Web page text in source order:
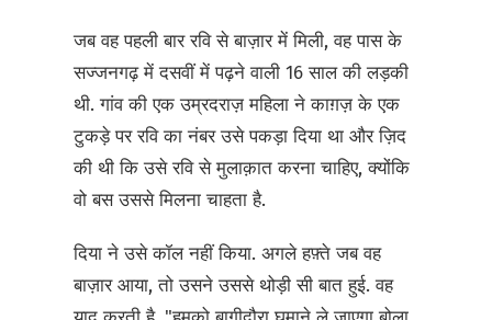
जब वह पहली बार रवि से बाज़ार में मिली, वह पास के
सज्जनगढ़ में दसवीं में पढ़ने वाली 16 साल की लड़की
थी. गांव की एक उम्रदराज़ महिला ने काग़ज़ के एक
टुकड़े पर रवि का नंबर उसे पकड़ा दिया था और ज़िद
की थी कि उसे रवि से मुलाक़ात करना चाहिए, क्योंकि
वो बस उससे मिलना चाहता है.
दिया ने उसे कॉल नहीं किया. अगले हफ़्ते जब वह
बाज़ार आया, तो उसने उससे थोड़ी सी बात हुई. वह